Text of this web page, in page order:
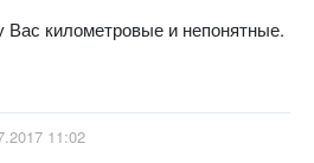
Вас километровые и непонятные.
11:02